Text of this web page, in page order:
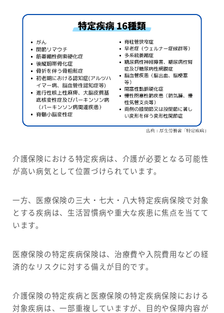
介護保険における特定疾病は、介護が必要となる可能性
が高い病気として位置づけられています。
一方、医療保険の三大・七大・八大特定疾病保険で対象
とする疾病は、生活習慣病や重大な疾患に焦点を当てて
います。
医療保険の特定疾病保険は、治療費や入院費用などの経
済的なリスクに対する備えが目的です。
介護保険の特定疾病と医療保険の特定疾病保険における
対象疾病は、一部重複していますが、目的や保障内容が